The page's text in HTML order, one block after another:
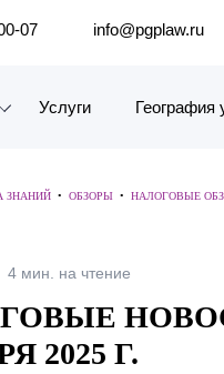
САЙТУ
07 info@pgplaw.ru
Цифры
Услуги География
ЗНАНИЙ • ОБЗОРЫ • НАЛОГОВЫЕ
4 мин. на чтение
2025 Г.